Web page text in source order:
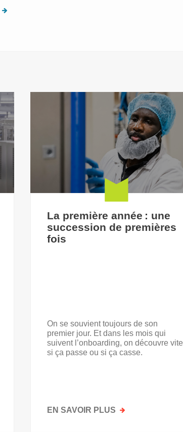
La première année : une
succession de premières
fois
On se souvient toujours de son
premier jour. Et dans les mois qui
suivent l’onboarding, on découvre vite
si ça passe ou si ça casse.
EN SAVOIR PLUS SUR